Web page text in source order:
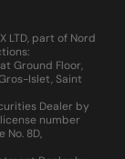
LTD, part of Nord
Ground Floor,
Islet, Saint
Dealer by
number
No. 8D,